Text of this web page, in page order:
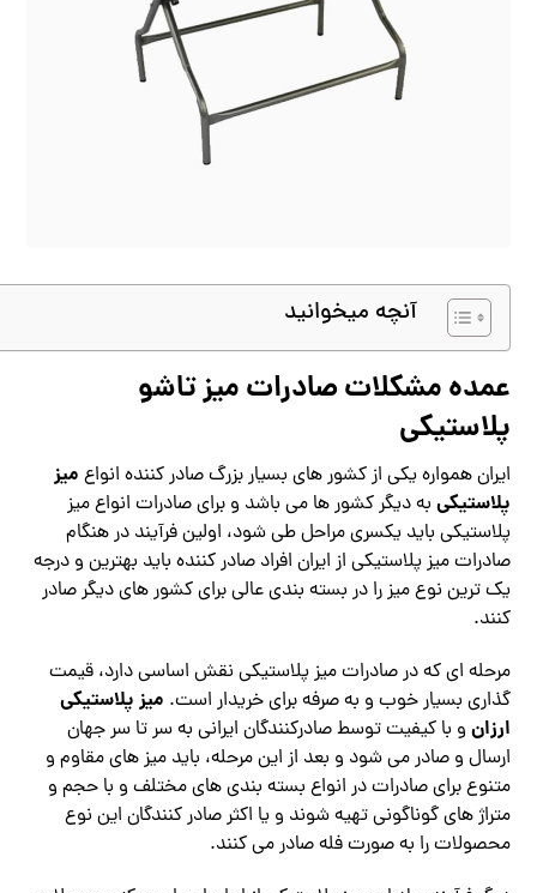
آنچه میخوانید
عمده مشکلات صادرات میز تاشو
پلاستیکی
ایران همواره یکی از کشور های بسیار بزرگ صادر کننده انواع میز
پلاستیکی به دیگر کشور ها می باشد و برای صادرات انواع میز
پلاستیکی باید یکسری مراحل طی شود، اولین فرآیند در هنگام
صادرات میز پلاستیکی از ایران افراد صادر کننده باید بهترین و درجه
یک ترین نوع میز را در بسته بندی عالی برای کشور های دیگر صادر
کنند.
مرحله ای که در صادرات میز پلاستیکی نقش اساسی دارد، قیمت
گذاری بسیار خوب و به صرفه برای خریدار است. میز پلاستیکی
ارزان و با کیفیت توسط صادرکنندگان ایرانی به سر تا سر جهان
ارسال و صادر می شود و بعد از این مرحله، باید میز های مقاوم و
متنوع برای صادرات در انواع بسته بندی های مختلف و با حجم و
متراژ های گوناگونی تهیه شوند و یا اکثر صادر کنندگان این نوع
محصولات را به صورت فله صادر می کنند.